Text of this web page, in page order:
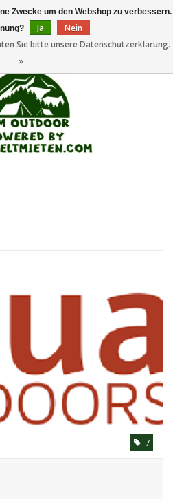
7
Zwecke um den Webshop zu verbessern.
Ja
Nein
Sie bitte unsere Datenschutzerklärung.
»